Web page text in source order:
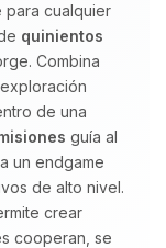
para cualquier
quinientos
Combina
de una
guía al
un endgame
de alto nivel.
crear
cooperan, se